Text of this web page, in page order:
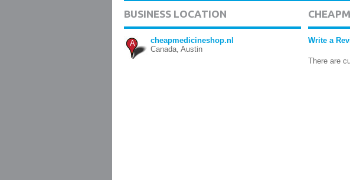
BUSINESS LOCATION
A
cheapmedicineshop.nl
Canada, Austin
Write a
There are